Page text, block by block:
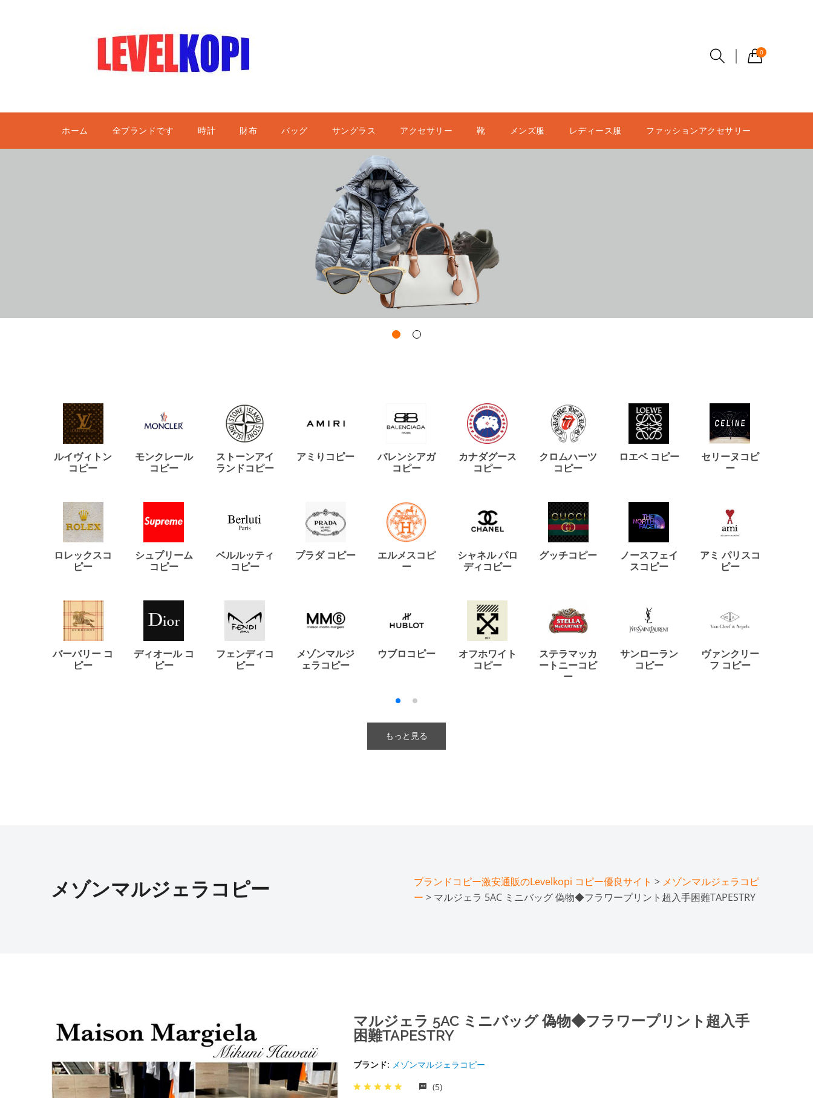
0
ホーム 全ブランドです 時計 財布 バッグ サングラス アクセサリー 靴 メンズ服 レディース服 ファッションアクセサリー
ルイヴィトン
コピー
モンクレール
コピー
ストーンアイ
ランドコピー
アミりコピー
バレンシアガ
コピー
カナダグース
コピー
クロムハーツ
コピー
ロエベ コピー
セリーヌコピ
ー
ロレックスコ
ピー
シュプリーム
コピー
ベルルッティ
コピー
プラダ コピー
エルメスコピ
ー
シャネル パロ
ディコピー
グッチコピー
ノースフェイ
スコピー
アミ パリスコ
ピー
バーバリー コ
ピー
ディオール コ
ピー
フェンディコ
ピー
メゾンマルジ
ェラコピー
ウブロコピー
オフホワイト
コピー
ステラマッカ
ートニーコピ
ー
サンローラン
コピー
ヴァンクリー
フ コピー
もっと見る
メゾンマルジェラコピー ブランドコピー激安通販のLevelkopi コピー優良サイト > メゾンマルジェラコピ
ー > マルジェラ 5AC ミニバッグ 偽物◆フラワープリント超入手困難TAPESTRY
マルジェラ 5AC ミニバッグ 偽物◆フラワープリント超入手
困難TAPESTRY
ブランド: メゾンマルジェラコピー
(5)